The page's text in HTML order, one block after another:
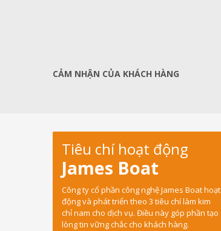
CẢM NHẬN CỦA KHÁCH HÀNG
Tiêu chí hoạt động
James Boat
Công ty cổ phần công nghệ James Boat hoạt
động và phát triển theo 3 tiêu chí làm kim
chỉ nam cho dịch vụ. Điều này góp phần tạo
lòng tin vững chắc cho khách hàng.